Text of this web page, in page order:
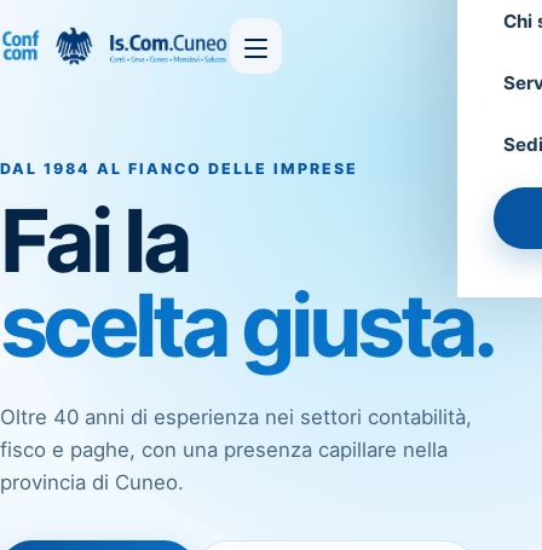
Chi
Sedi
DAL 1984 AL FIANCO DELLE IMPRESE
Fai la
scelta giusta.
Oltre 40 anni di esperienza nei settori contabilità,
fisco e paghe, con una presenza capillare nella
provincia di Cuneo.